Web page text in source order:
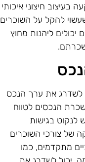
חיצוני איכותי
להקל על השוכרים
ליהנות מחוץ
לשדרג את ערך הנכס
הנכסים לטווח
לנקוט בגישות
של צורכי השוכרים
מתקדמים, כמו